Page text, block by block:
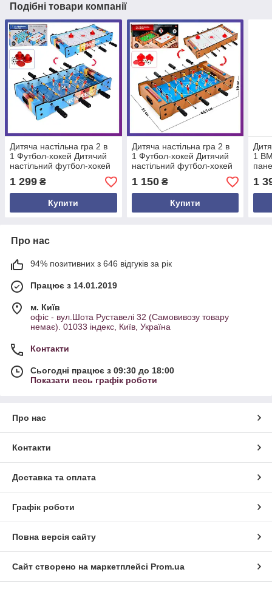
Подібні товари компанії
Дитяча настільна гра 2 в
1 Футбол-хокей Дитячий
настільний футбол-хокей
на штангах 2400
1 299 ₴
Купити
Дитяча настільна гра 2 в
1 Футбол-хокей Дитячий
настільний футбол-хокей
на штангах 2401
1 150₴
Купити
1
1
Про нас
94% позитивних з 646 відгуків за рік
Працює з 14.01.2019
м. Київ
офіс - вул.Шота Руставелі 32 (Самовивозу товару
немає). 01033 індекс, Київ, Україна
Контакти
Сьогодні працює з 09:30 до 18:00
Показати весь графік роботи
Про нас
Контакти
Доставка та оплата
Графік роботи
Повна версія сайту
Сайт створено на маркетплейсі Prom.ua